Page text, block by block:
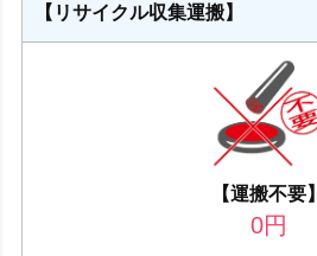
【リサイクル収集運搬】
【運搬不要】
0円